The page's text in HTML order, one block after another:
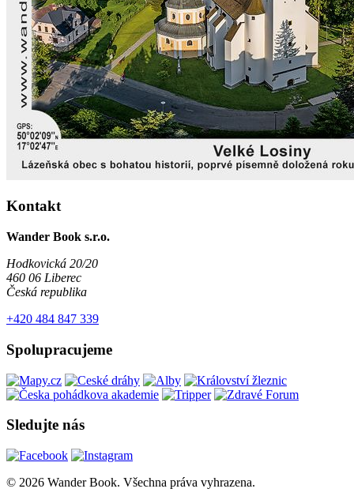
Kontakt
Wander Book s.r.o.
Hodkovická 20/20
460 06 Liberec
Česká republika
+420 484 847 339
Spolupracujeme
Sledujte nás
© 2026 Wander Book. Všechna práva vyhrazena.